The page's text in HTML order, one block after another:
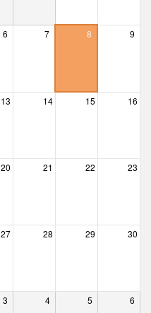
6 7 8 9
13 14 15 16
20 21 22 23
27 28 29 30
3 4 5 6